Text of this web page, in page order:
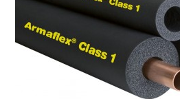
BƠM TRỤC ĐỨNG ĐƠN
BƠM TRỤC ĐỨNG ĐA